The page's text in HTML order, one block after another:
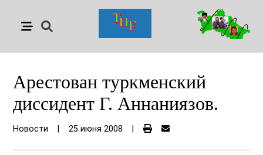
Арестован туркменский
диссидент Г. Аннаниязов.
Новости 25 июня 2008